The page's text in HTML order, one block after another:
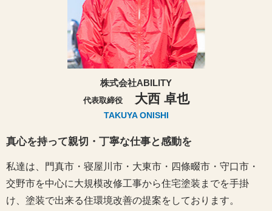
株式会社ABILITY
代表取締役 大西 卓也
TAKUYA ONISHI
真心を持って親切・丁寧な仕事と感動を
私達は、門真市・寝屋川市・大東市・四條畷市・守口市・
交野市を中心に大規模改修工事から住宅塗装までを手掛
け、塗装で出来る住環境改善の提案をしております。